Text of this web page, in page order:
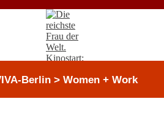
Berlin > Women + Work